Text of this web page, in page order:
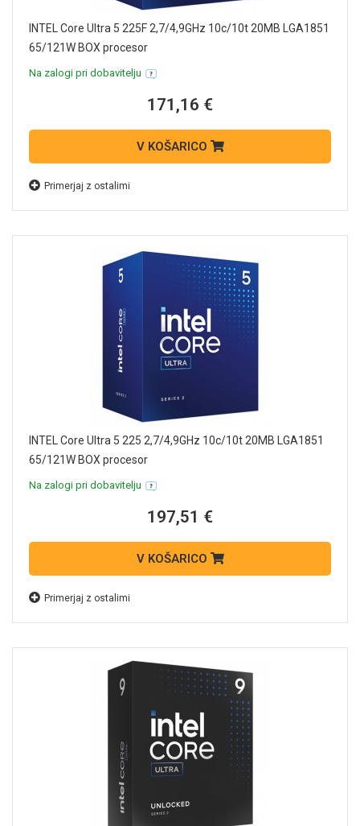
INTEL Core Ultra 5 225F 2,7/4,9GHz 10c/10t 20MB LGA1851
65/121W BOX procesor
Na zalogi pri dobavitelju
171,16 €
V KOŠARICO
Primerjaj z ostalimi
INTEL Core Ultra 5 225 2,7/4,9GHz 10c/10t 20MB LGA1851
65/121W BOX procesor
Na zalogi pri dobavitelju
197,51 €
V KOŠARICO
Primerjaj z ostalimi